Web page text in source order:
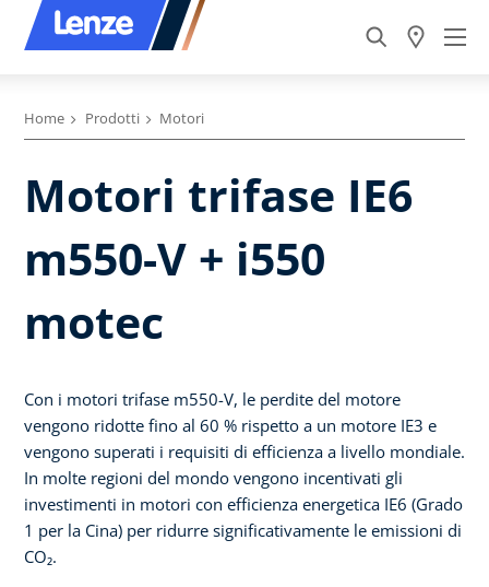
Home Prodotti Motori
Motori trifase IE6
m550-V + i550
motec
Con i motori trifase m550-V, le perdite del motore
vengono ridotte fino al 60 % rispetto a un motore IE3 e
vengono superati i requisiti di efficienza a livello mondiale.
In molte regioni del mondo vengono incentivati gli
investimenti in motori con efficienza energetica IE6 (Grado
1 per la Cina) per ridurre significativamente le emissioni di
CO₂.